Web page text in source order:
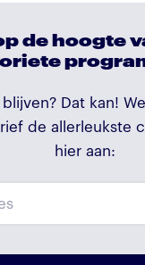
de hoogte
Dat kan!
de allerleukste
hier aan: